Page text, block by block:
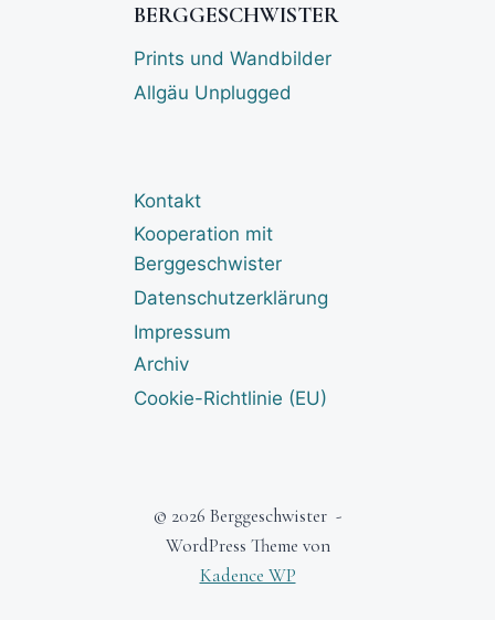
BERGGESCHWISTER
Prints und Wandbilder
Allgäu Unplugged
Kontakt
Kooperation mit
Berggeschwister
Datenschutzerklärung
Impressum
Archiv
Cookie-Richtlinie (EU)
© 2026 Berggeschwister -
WordPress Theme von
Kadence WP